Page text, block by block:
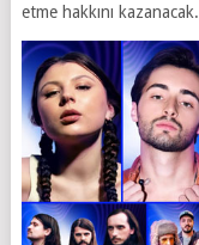
etme hakkını kazanacak.